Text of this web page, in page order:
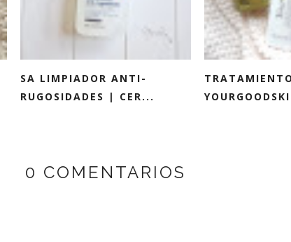
SA LIMPIADOR ANTI-
RUGOSIDADES | CER...
0 COMENTARIOS